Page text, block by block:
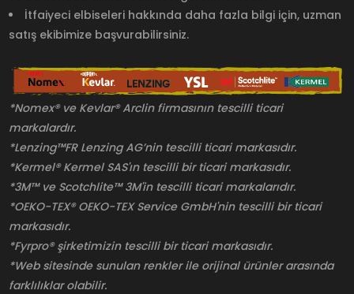
İtfaiyeci elbiseleri hakkında daha fazla bilgi için, uzman
satış ekibimize başvurabilirsiniz.
*Nomex® ve Kevlar® Arclin firmasının tescilli ticari
markalardır.
*Lenzing™FR Lenzing AG’nin tescilli ticari markasıdır.
*Kermel® Kermel SAS'ın tescilli bir ticari markasıdır.
*3M™ ve Scotchlite™ 3M'in tescilli ticari markalarıdır.
*OEKO-TEX® OEKO-TEX Service GmbH'nin tescilli bir ticari
markasıdır.
*Fyrpro® şirketimizin tescilli bir ticari markasıdır.
*Web sitesinde sunulan renkler ile orijinal ürünler arasında
farklılıklar olabilir.